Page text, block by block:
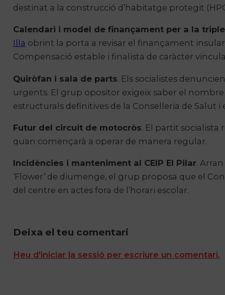
destinat a la construcció d’habitatge protegit
Calendari i model de finançament per a la
Illa obrint la porta a revisar el finançament
Compensació estable i finalista de caràcter
Quiròfan i sala de parts. Els socialistes
urgents. El grup opositor exigeix saber el nombre
estructurals definitives de la Conselleria de Salut i
Futur del circuit de motocròs. El partit socialista
quan començarà a operar de manera regular.
Incidències i manteniment al CEIP El Pilar.
‘Flower’ de diumenge, el grup proposa que el
del centre en actes fora de l’horari escolar.
Deixa el teu comentari
Heu d'iniciar la sessió per escriure un comentari.